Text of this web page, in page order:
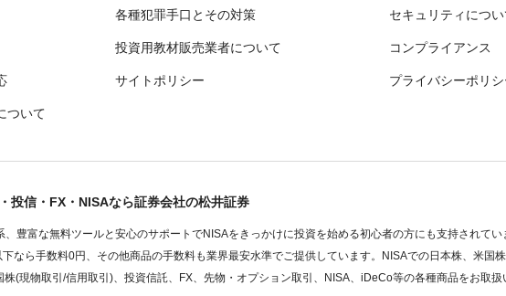
各種犯罪手口とその対策 セキュリティについ
投資用教材販売業者について コンプライアンス
サイトポリシー プライバシーポリシ
ついて
投信・FX・NISAなら証券会社の松井証券
豊富な無料ツールと安心のサポートでNISAをきっかけに投資を始める初心者の方にも支持されてい
なら手数料0円、その他商品の手数料も業界最安水準でご提供しています。NISAでの日本株、米国
(現物取引/信用取引)、投資信託、FX、先物・オプション取引、NISA、iDeCo等の各種商品をお取扱